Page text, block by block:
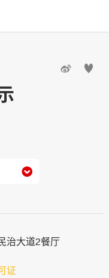
 

治大道2餐厅
证